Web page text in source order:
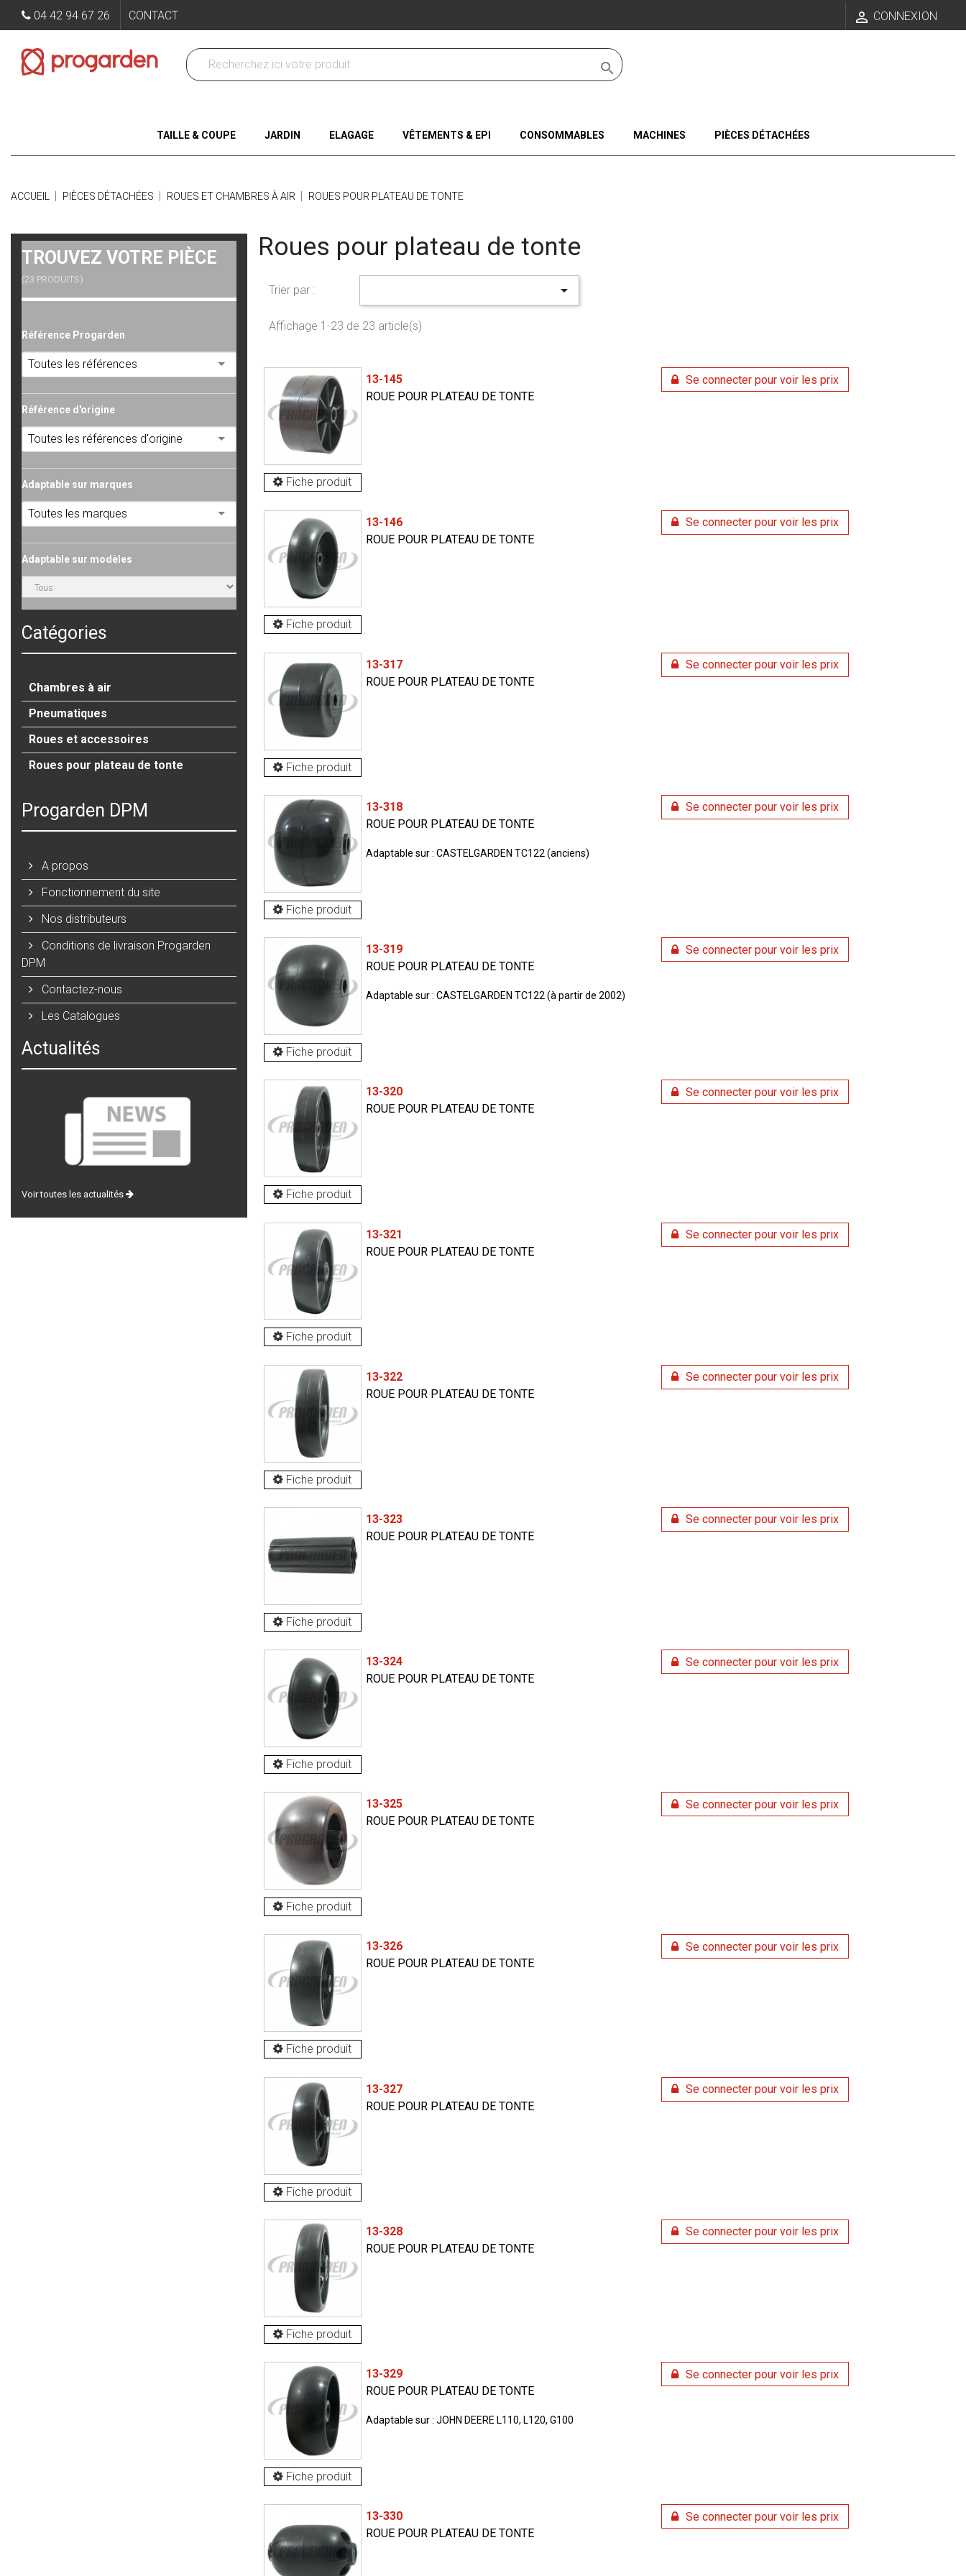
04 42 94 67 26 CONTACT  CONNEXION

TAILLE & COUPE JARDIN ELAGAGE VÊTEMENTS & EPI CONSOMMABLES MACHINES PIÈCES DÉTACHÉES
ACCUEIL PIÈCES DÉTACHÉES ROUES ET CHAMBRES À AIR ROUES POUR PLATEAU DE TONTE
TROUVEZ VOTRE PIÈCE
(23 PRODUITS)
Référence Progarden
Toutes les références
Référence d'origine
Toutes les références d'origine
Adaptable sur marques
Toutes les marques
Adaptable sur modèles
Catégories
Chambres à air
Pneumatiques
Roues et accessoires
Roues pour plateau de tonte
Progarden DPM
A propos
Fonctionnement du site
Nos distributeurs
Conditions de livraison Progarden
DPM
Contactez-nous
Les Catalogues
Actualités
Voir toutes les actualités
Roues pour plateau de tonte
Trier par : 
Affichage 1-23 de 23 article(s)
Fiche produit
13-145
ROUE POUR PLATEAU DE TONTE
Se connecter pour voir les prix
Fiche produit
13-146
ROUE POUR PLATEAU DE TONTE
Se connecter pour voir les prix
Fiche produit
13-317
ROUE POUR PLATEAU DE TONTE
Se connecter pour voir les prix
Fiche produit
13-318
ROUE POUR PLATEAU DE TONTE
Adaptable sur : CASTELGARDEN TC122 (anciens)
Se connecter pour voir les prix
Fiche produit
13-319
ROUE POUR PLATEAU DE TONTE
Adaptable sur : CASTELGARDEN TC122 (à partir de 2002)
Se connecter pour voir les prix
Fiche produit
13-320
ROUE POUR PLATEAU DE TONTE
Se connecter pour voir les prix
Fiche produit
13-321
ROUE POUR PLATEAU DE TONTE
Se connecter pour voir les prix
Fiche produit
13-322
ROUE POUR PLATEAU DE TONTE
Se connecter pour voir les prix
Fiche produit
13-323
ROUE POUR PLATEAU DE TONTE
Se connecter pour voir les prix
Fiche produit
13-324
ROUE POUR PLATEAU DE TONTE
Se connecter pour voir les prix
Fiche produit
13-325
ROUE POUR PLATEAU DE TONTE
Se connecter pour voir les prix
Fiche produit
13-326
ROUE POUR PLATEAU DE TONTE
Se connecter pour voir les prix
Fiche produit
13-327
ROUE POUR PLATEAU DE TONTE
Se connecter pour voir les prix
Fiche produit
13-328
ROUE POUR PLATEAU DE TONTE
Se connecter pour voir les prix
Fiche produit
13-329
ROUE POUR PLATEAU DE TONTE
Adaptable sur : JOHN DEERE L110, L120, G100
Se connecter pour voir les prix
13-330
ROUE POUR PLATEAU DE TONTE
Se connecter pour voir les prix